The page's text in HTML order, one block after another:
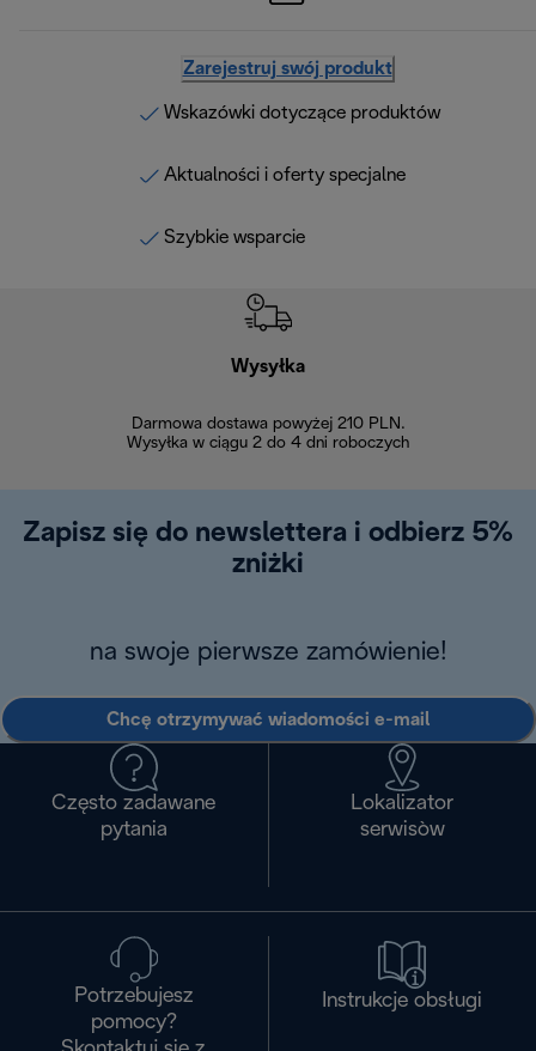
Zarejestruj swój produkt
Wskazówki dotyczące produktów
Aktualności i oferty specjalne
Szybkie wsparcie
Wysyłka
Darmowa dostawa powyżej 210 PLN.
Wysyłka w ciągu 2 do 4 dni roboczych
Zapisz się do newslettera i odbierz 5%
zniżki
na swoje pierwsze zamówienie!
Chcę otrzymywać wiadomości e-mail
Często zadawane
pytania
Lokalizator
serwisòw
Potrzebujesz
pomocy?
Instrukcje obsługi